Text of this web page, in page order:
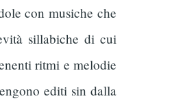
con musiche che
sillabiche di cui
ritmi e melodie
editi sin dalla